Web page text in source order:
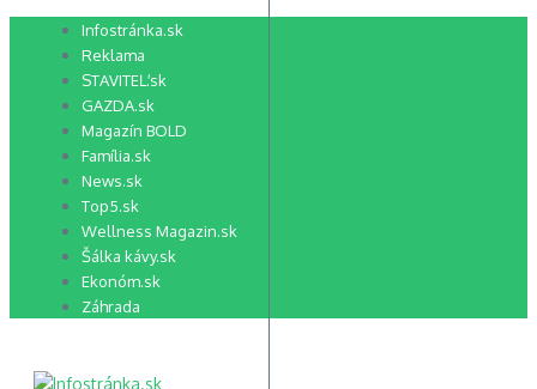
Preskočiť Infostránka.sk
Reklama
STAVITEĽ.sk
GAZDA.sk
Magazín BOLD
Família.sk
News.sk
Top5.sk
Wellness Magazin.sk
Šálka kávy.sk
Ekonóm.sk
Záhrada